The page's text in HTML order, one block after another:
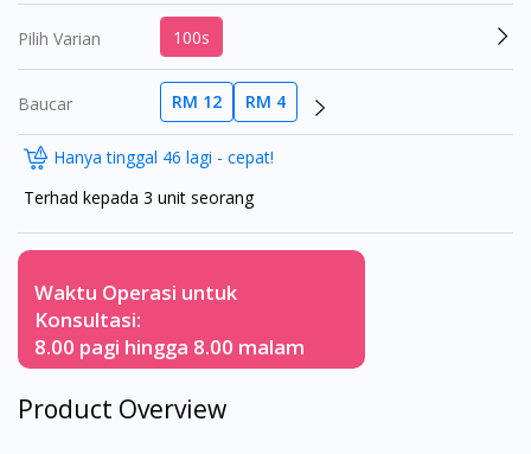
Pilih Varian 100s
Baucar RM 12 RM 4
Hanya tinggal 46 lagi - cepat!
Terhad kepada 3 unit seorang
Waktu Operasi untuk
Konsultasi:
8.00 pagi hingga 8.00 malam
Product Overview